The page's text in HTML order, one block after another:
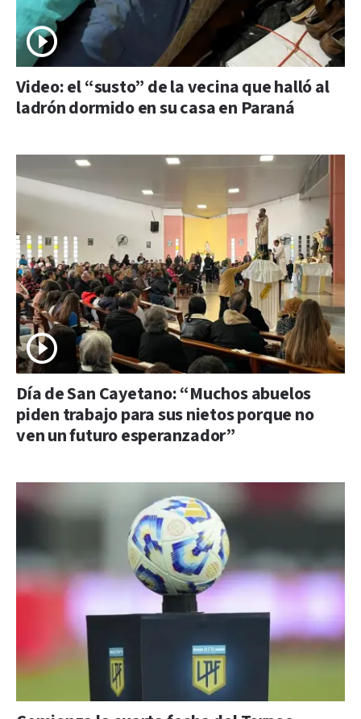
Video: el “susto” de la vecina que halló al
ladrón dormido en su casa en Paraná
Día de San Cayetano: “Muchos abuelos
piden trabajo para sus nietos porque no
ven un futuro esperanzador”